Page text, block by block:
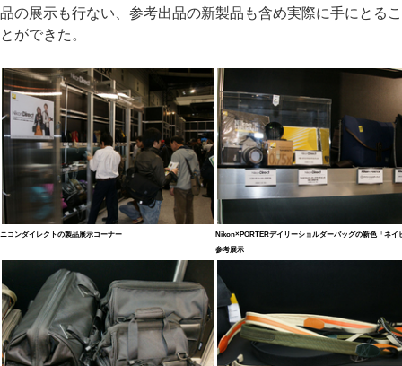
品の展示も行ない、参考出品の新製品も含め実際に手にとるこ
とができた。
ニコンダイレクトの製品展示コーナー
Nikon×PORTERデイリーショルダーバッグの新色「ネイ
参考展示